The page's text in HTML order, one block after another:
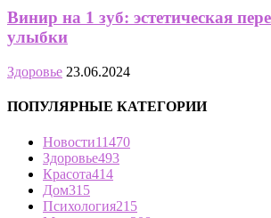
Винир на 1 зуб: эстетическая
улыбки
Здоровье 23.06.2024
ПОПУЛЯРНЫЕ КАТЕГОРИИ
Новости11470
Здоровье493
Красота414
Дом315
Психология215